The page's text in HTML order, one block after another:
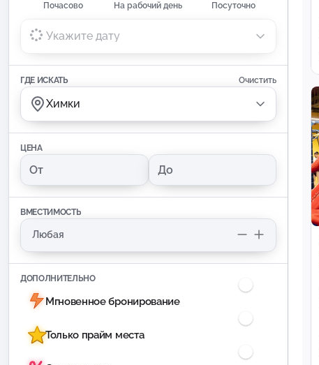
Почасово На рабочий день Посуточно
Укажите дату
ГДЕ ИСКАТЬ Очистить
Химки
ЦЕНА
ВМЕСТИМОСТЬ
ДОПОЛНИТЕЛЬНО
Мгновенное бронирование
Только прайм места